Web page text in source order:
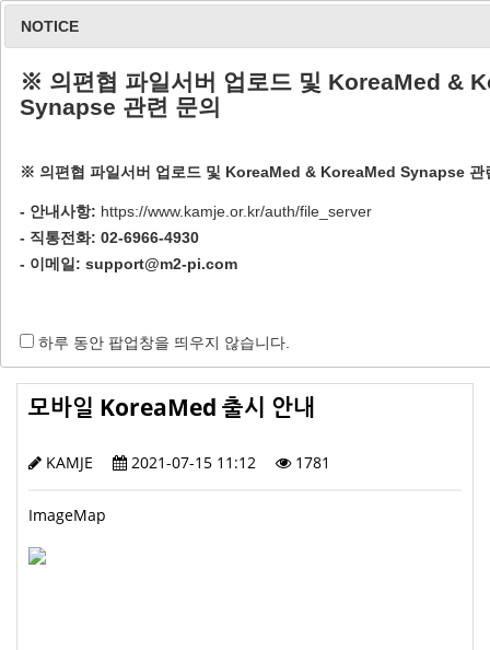
공지사항
모바일 KoreaMed 출시 안내
KAMJE 2021-07-15 11:12 1781
ImageMap
NOTICE
※ 의편협 파일서버 업로드 및 KoreaMed &
Synapse 관련 문의
※ 의편협 파일서버 업로드 및 KoreaMed & KoreaMed Synapse 관
- 안내사항: https://www.kamje.or.kr/auth/file_server
- 직통전화: 02-6966-4930
- 이메일: support@m2-pi.com
하루 동안 팝업창을 띄우지 않습니다.